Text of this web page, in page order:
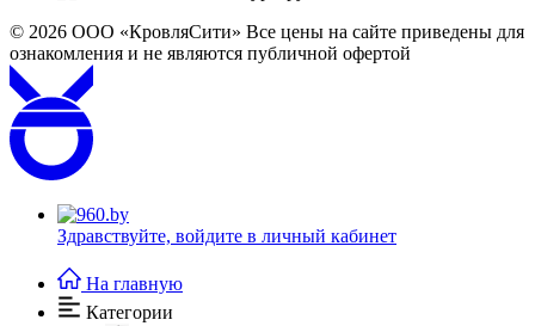
© 2026 ООО «КровляСити» Все цены на сайте приведены для
ознакомления и не являются публичной офертой
Здравствуйте, войдите в личный кабинет
На главную
Категории